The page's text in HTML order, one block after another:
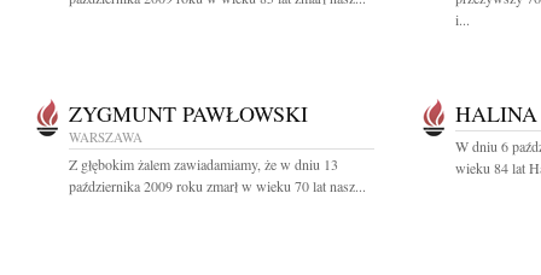
i...
ZYGMUNT PAWŁOWSKI
WARSZAWA
Z głębokim żalem zawiadamiamy, że w dniu 13
października 2009 roku zmarł w wieku 70 lat nasz...
W dniu 6
wieku 84 lat